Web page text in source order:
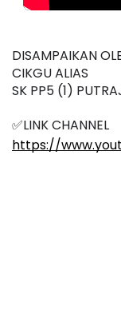
DISAMPAIKAN
CIKGU ALIAS
SK PP5 (1)
✅LINK CHANNEL
https://